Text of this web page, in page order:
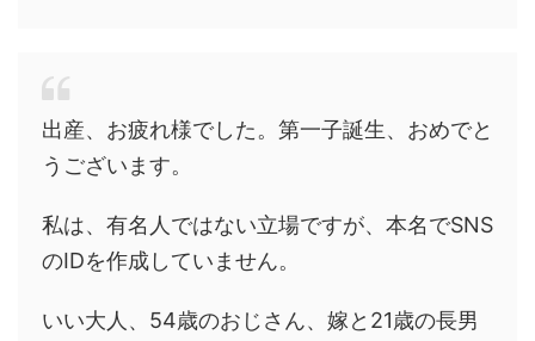
出産、お疲れ様でした。第一子誕生、おめでと
うございます。
私は、有名人ではない立場ですが、本名でSNS
のIDを作成していません。
いい大人、54歳のおじさん、嫁と21歳の長男